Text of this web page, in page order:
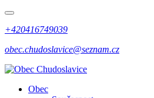
+420416749039
obec.chudoslavice@seznam.cz
Obec